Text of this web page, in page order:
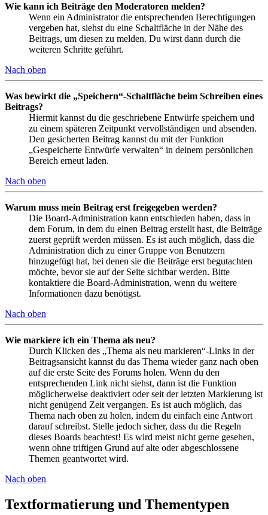
Wie kann ich Beiträge den Moderatoren melden?
Wenn ein Administrator die entsprechenden Berechtigungen
vergeben hat, siehst du eine Schaltfläche in der Nähe des
Beitrags, um diesen zu melden. Du wirst dann durch die
weiteren Schritte geführt.
Nach oben
Was bewirkt die „Speichern“-Schaltfläche beim Schreiben eines
Beitrags?
Hiermit kannst du die geschriebene Entwürfe speichern und
zu einem späteren Zeitpunkt vervollständigen und absenden.
Den gesicherten Beitrag kannst du mit der Funktion
„Gespeicherte Entwürfe verwalten“ in deinem persönlichen
Bereich erneut laden.
Nach oben
Warum muss mein Beitrag erst freigegeben werden?
Die Board-Administration kann entschieden haben, dass in
dem Forum, in dem du einen Beitrag erstellt hast, die Beiträge
zuerst geprüft werden müssen. Es ist auch möglich, dass die
Administration dich zu einer Gruppe von Benutzern
hinzugefügt hat, bei denen sie die Beiträge erst begutachten
möchte, bevor sie auf der Seite sichtbar werden. Bitte
kontaktiere die Board-Administration, wenn du weitere
Informationen dazu benötigst.
Nach oben
Wie markiere ich ein Thema als neu?
Durch Klicken des „Thema als neu markieren“-Links in der
Beitragsansicht kannst du das Thema wieder ganz nach oben
auf die erste Seite des Forums holen. Wenn du den
entsprechenden Link nicht siehst, dann ist die Funktion
möglicherweise deaktiviert oder seit der letzten Markierung ist
nicht genügend Zeit vergangen. Es ist auch möglich, das
Thema nach oben zu holen, indem du einfach eine Antwort
darauf schreibst. Stelle jedoch sicher, dass du die Regeln
dieses Boards beachtest! Es wird meist nicht gerne gesehen,
wenn ohne triftigen Grund auf alte oder abgeschlossene
Themen geantwortet wird.
Nach oben
Textformatierung und Thementypen